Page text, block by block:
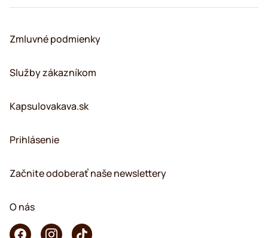
Zmluvné podmienky
Služby zákazníkom
Kapsulovakava.sk
Prihlásenie
Začnite odoberať naše newslettery
O nás